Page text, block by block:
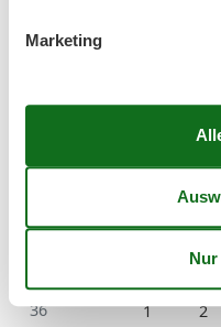
Mi
36
1 2
Marketing